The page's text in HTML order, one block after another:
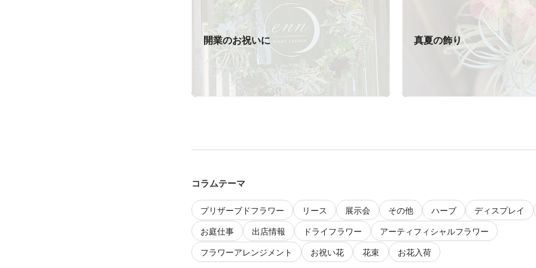
開業のお祝いに 真夏の飾り
コラムテーマ
プリザーブドフラワー リース 展示会 その他 ハーブ
ディスプレイ
お庭仕事
出店情報 ドライフラワー
アーティフィシャルフラワー
フラワーアレンジメント
お祝い花 花束
お花入荷